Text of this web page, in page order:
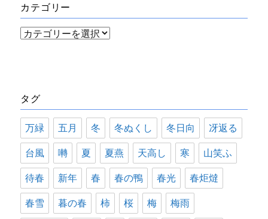
ブ
カテゴリー
カ
ー
タグ
万緑 五月 冬 冬ぬくし 冬日向 冴返る
台風 囀 夏 夏燕 天高し 寒 山笑ふ
待春 新年 春 春の鴨 春光 春炬燵
春雪 暮の春 柿 桜 梅 梅雨